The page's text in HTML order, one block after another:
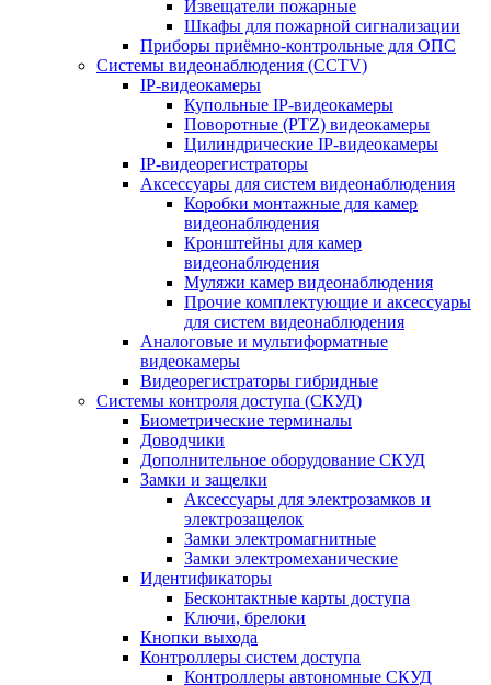
Извещатели пожарные
Шкафы для пожарной сигнализации
Приборы приёмно-контрольные для ОПС
Системы видеонаблюдения (CCTV)
IP-видеокамеры
Купольные IP-видеокамеры
Поворотные (PTZ) видеокамеры
Цилиндрические IP-видеокамеры
IP-видеорегистраторы
Аксессуары для систем видеонаблюдения
Коробки монтажные для камер
видеонаблюдения
Кронштейны для камер
видеонаблюдения
Муляжи камер видеонаблюдения
Прочие комплектующие и аксессуары
для систем видеонаблюдения
Аналоговые и мультиформатные
видеокамеры
Видеорегистраторы гибридные
Системы контроля доступа (СКУД)
Биометрические терминалы
Доводчики
Дополнительное оборудование СКУД
Замки и защелки
Аксессуары для электрозамков и
электрозащелок
Замки электромагнитные
Замки электромеханические
Идентификаторы
Бесконтактные карты доступа
Ключи, брелоки
Кнопки выхода
Контроллеры систем доступа
Контроллеры автономные СКУД